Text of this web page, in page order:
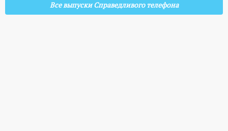
Все выпуски Справедливого телефона